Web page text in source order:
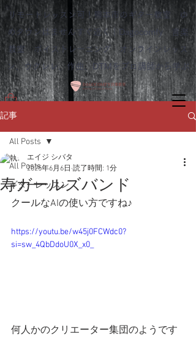
リモートレッスン可！熊本市のギター教室 ゆ
めタウンはませんすぐ近く｜Dagocomfy 音楽
教室 ボイストレーニング オンラインレッス
ン、ウクレレ、作曲、DTMをプロ講師から学ぶ
記事
All Posts
ギターレッスン
All Posts
寿ガールズバンド
エイジ シバタ
2025年6月6日 読了時間: 1分
クールなAIの使い方ですね♪
https://youtu.be/w45j0FCWdc0?
si=sw_4QbDdoU0X_x0_
何人かのクリエーター集団のようです